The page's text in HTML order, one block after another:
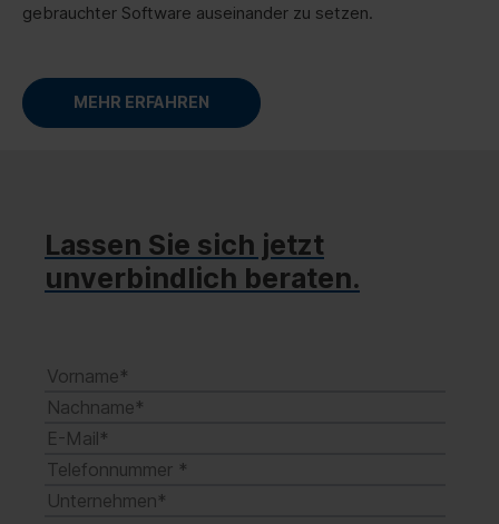
gebrauchter Software auseinander zu setzen.
MEHR ERFAHREN
Lassen Sie sich jetzt
unverbindlich beraten.